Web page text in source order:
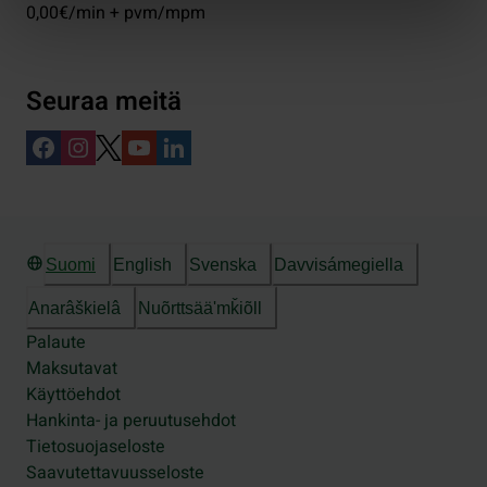
0,00€/min + pvm/mpm
Seuraa meitä
Suomi English Svenska Davvisámegiella
Anarâškielâ Nuõrttsääʹmǩiõll
Palaute
Maksutavat
Käyttöehdot
Hankinta- ja peruutusehdot
Tietosuojaseloste
Saavutettavuusseloste